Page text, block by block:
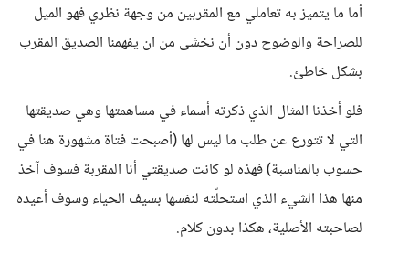
أما ما يتميز به تعاملي مع المقربين من وجهة نظري فهو الميل
للصراحة والوضوح دون أن نخشى من ان يفهمنا الصديق المقرب
بشكل خاطئ.
فلو أخذنا المثال الذي ذكرته أسماء في مساهمتها وهي صديقتها
التي لا تتورع عن طلب ما ليس لها (أصبحت فتاة مشهورة هنا في
حسوب بالمناسبة) فهذه لو كانت صديقتي أنا المقربة فسوف آخذ
منها هذا الشيء الذي استحلّته لنفسها بسيف الحياء وسوف أعيده
لصاحبته الأصلية، هكذا بدون كلام.